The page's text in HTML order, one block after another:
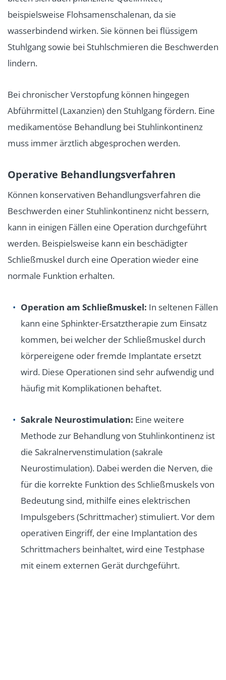
beispielsweise Flohsamenschalenan, da sie
wasserbindend wirken. Sie können bei flüssigem
Stuhlgang sowie bei Stuhlschmieren die Beschwerden
lindern.
Bei chronischer Verstopfung können hingegen
Abführmittel (Laxanzien) den Stuhlgang fördern. Eine
medikamentöse Behandlung bei Stuhlinkontinenz
muss immer ärztlich abgesprochen werden.
Operative Behandlungsverfahren
Können konservativen Behandlungsverfahren die
Beschwerden einer Stuhlinkontinenz nicht bessern,
kann in einigen Fällen eine Operation durchgeführt
werden. Beispielsweise kann ein beschädigter
Schließmuskel durch eine Operation wieder eine
normale Funktion erhalten.
Operation am Schließmuskel: In seltenen Fällen
kann eine Sphinkter-Ersatztherapie zum Einsatz
kommen, bei welcher der Schließmuskel durch
körpereigene oder fremde Implantate ersetzt
wird. Diese Operationen sind sehr aufwendig und
häufig mit Komplikationen behaftet.
Sakrale Neurostimulation: Eine weitere
Methode zur Behandlung von Stuhlinkontinenz ist
die Sakralnervenstimulation (sakrale
Neurostimulation). Dabei werden die Nerven, die
für die korrekte Funktion des Schließmuskels von
Bedeutung sind, mithilfe eines elektrischen
Impulsgebers (Schrittmacher) stimuliert. Vor dem
operativen Eingriff, der eine Implantation des
Schrittmachers beinhaltet, wird eine Testphase
mit einem externen Gerät durchgeführt.